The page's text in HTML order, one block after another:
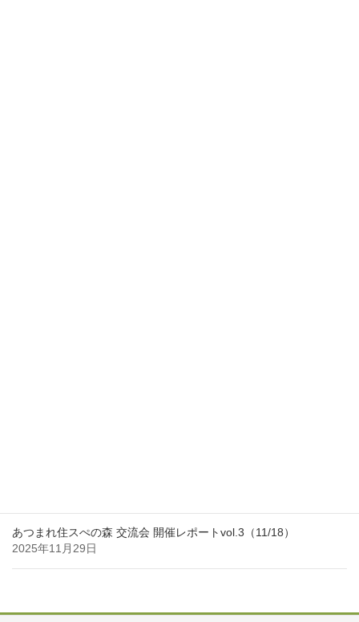
あつまれ住スぺの森 交流会 開催レポートvol.3（11/18）
2025年11月29日